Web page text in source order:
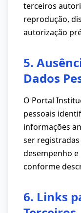
terceiros
reprodução,
autorização
5.
Dados
O Portal
pessoais
informações
ser
desempenho
conforme
6. Links